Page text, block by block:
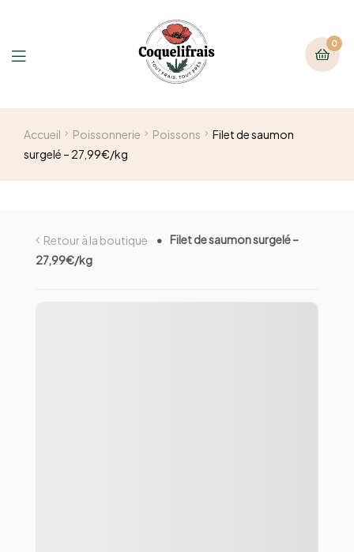
0
Accueil Poissonnerie Poissons
Filet de saumon
surgelé – 27,99€/kg
Retour à la boutique
Filet de saumon surgelé –
27,99€/kg